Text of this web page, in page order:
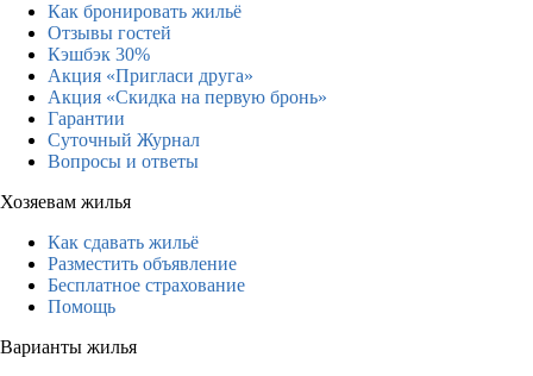
Как бронировать жильё
Отзывы гостей
Кэшбэк 30%
Акция «Пригласи друга»
Акция «Скидка на первую бронь»
Гарантии
Суточный Журнал
Вопросы и ответы
Хозяевам жилья
Как сдавать жильё
Разместить объявление
Бесплатное страхование
Помощь
Варианты жилья